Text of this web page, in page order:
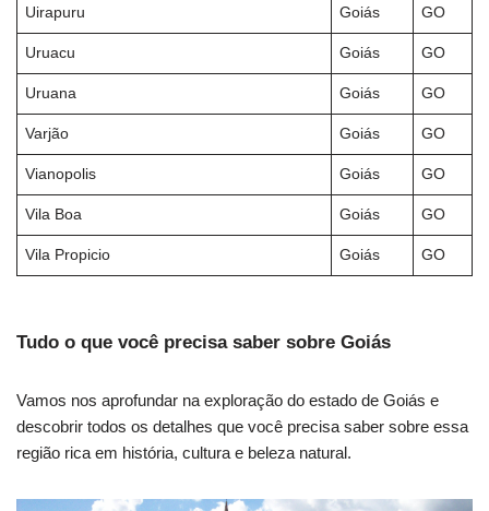
Uirapuru Goiás GO
Uruacu Goiás GO
Uruana Goiás GO
Varjão Goiás GO
Vianopolis Goiás GO
Vila Boa Goiás GO
Vila Propicio Goiás GO
Tudo o que você precisa saber sobre Goiás
Vamos nos aprofundar na exploração do estado de Goiás e
descobrir todos os detalhes que você precisa saber sobre essa
região rica em história, cultura e beleza natural.